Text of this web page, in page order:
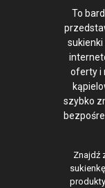
To
sukienki
oferty i
szybko
Znajdź